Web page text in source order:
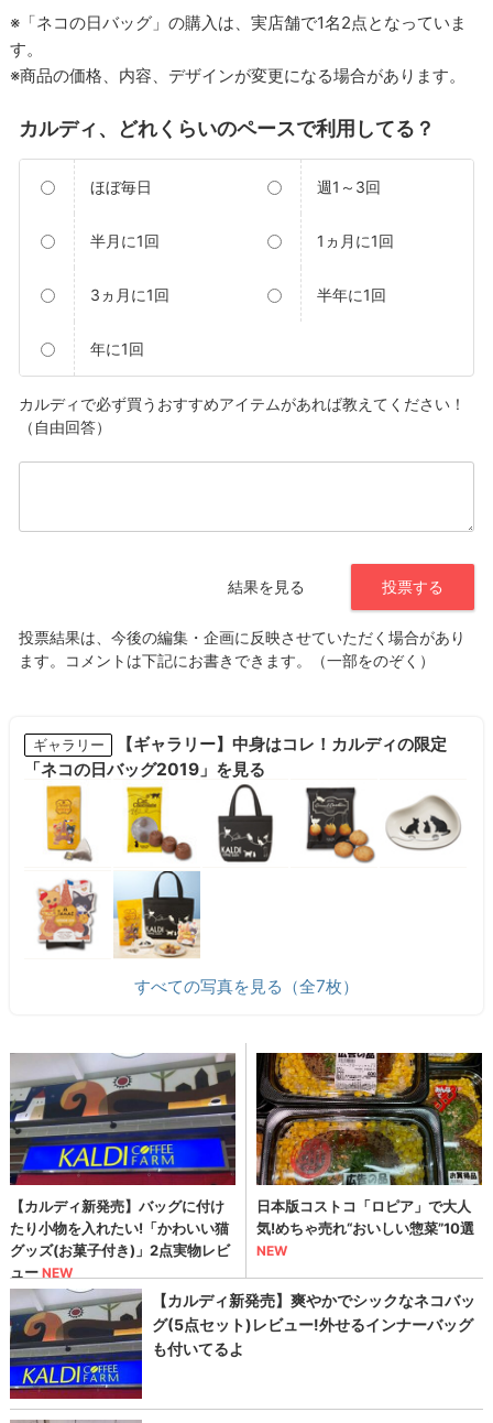
※「ネコの日バッグ」の購入は、実店舗で1名2点となっていま
す。
※商品の価格、内容、デザインが変更になる場合があります。
ギャラリー
【ギャラリー】中身はコレ！カルディの限定
「ネコの日バッグ2019」を見る
すべての写真を見る（全7枚）